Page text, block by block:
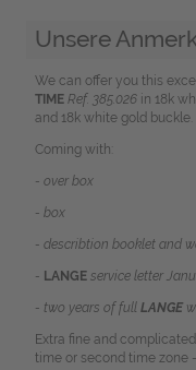
Unsere
We can offer you this
TIME Ref. 385.026 in 18k
and 18k white gold buckle.
Coming with:
- over box
- box
- describtion booklet and
- LANGEservice letter
- two years of full LANGE
Extra fine and
time or second time zone